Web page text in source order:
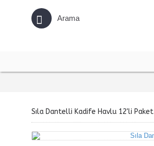
Sıla Dantelli Kadife Havlu 12'li Paket